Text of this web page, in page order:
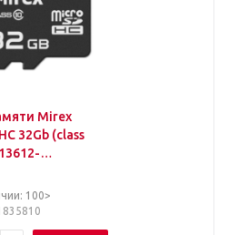
Mirex
32Gb (class
100>